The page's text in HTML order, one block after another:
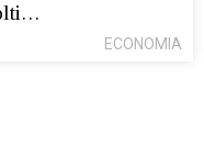
ECONOMIA